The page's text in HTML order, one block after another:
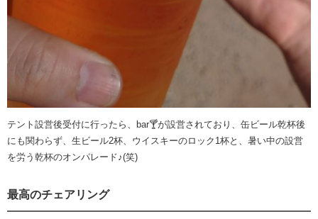
テント設営後受付に行ったら、bar🍸️が設営されており、缶ビール乾杯後
にも関わらず、生ビール2杯、ウイスキーのロック1杯と、暑い中の設営
を労う乾杯のオンパレード♪(笑)
最高のチェアリング